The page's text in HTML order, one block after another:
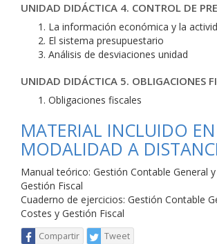
UNIDAD DIDÁCTICA 4. CONTROL DE
La información económica y la
El sistema presupuestario
Análisis de desviaciones unidad
UNIDAD DIDÁCTICA 5. OBLIGACIONES
Obligaciones fiscales
MATERIAL INCLUIDO
MODALIDAD A
Manual teórico: Gestión Contable General
Gestión Fiscal
Cuaderno de ejercicios: Gestión Contable
Costes y Gestión Fiscal
Compartir Tweet